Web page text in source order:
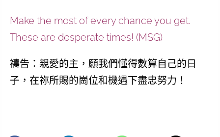
Make the most of every chance you get.
These are desperate times! (MSG)
禱告：親愛的主，願我們懂得數算自己的日
子，在祢所賜的崗位和機遇下盡忠努力！